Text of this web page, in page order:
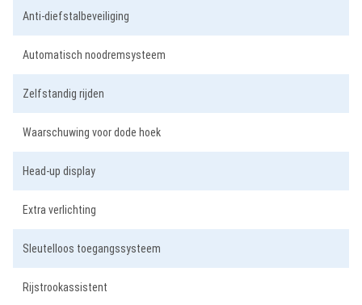
Anti-diefstalbeveiliging
Automatisch noodremsysteem
Zelfstandig rijden
Waarschuwing voor dode hoek
Head-up display
Extra verlichting
Sleutelloos toegangssysteem
Rijstrookassistent